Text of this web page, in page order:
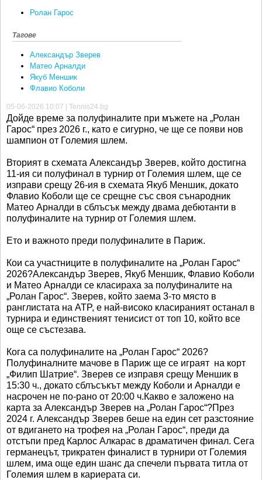
Ролан Гарос
Тагове
Александър Зверев
Матео Арналди
Якуб Меншик
Флавио Коболи
05-06-2026 10:07 | Tennis24.bg
Дойде време за полуфиналите при мъжете на „Ролан
Гарос“ през 2026 г., като е сигурно, че ще се появи нов
шампион от Големия шлем.
Вторият в схемата Александър Зверев, който достигна
11-ия си полуфинал в турнир от Големия шлем, ще се
изправи срещу 26-ия в схемата Якуб Меншик, докато
Флавио Коболи ще се срещне със своя сънародник
Матео Арналди в сблъсък между двама дебютанти в
полуфиналите на турнир от Големия шлем.
Ето и важното преди полуфиналите в Париж.
Кои са участниците в полуфиналите на „Ролан Гарос“
2026?Александър Зверев, Якуб Меншик, Флавио Коболи
и Матео Арналди се класираха за полуфиналите на
„Ролан Гарос“. Зверев, който заема 3-то място в
ранглистата на ATP, е най-високо класираният останал в
турнира и единственият тенисист от топ 10, който все
още се състезава.
Кога са полуфиналите на „Ролан Гарос“ 2026?
Полуфиналните мачове в Париж ще се играят на корт
„Филип Шатрие“. Зверев се изправя срещу Меншик в
15:30 ч., докато сблъсъкът между Коболи и Арналди е
насрочен не по-рано от 20:00 ч.Какво е заложено на
карта за Александър Зверев на „Ролан Гарос“?През
2024 г. Александър Зверев беше на един сет разстояние
от вдигането на трофея на „Ролан Гарос“, преди да
отстъпи пред Карлос Алкарас в драматичен финал. Сега
германецът, трикратен финалист в турнири от Големия
шлем, има още един шанс да спечели първата титла от
Големия шлем в кариерата си.